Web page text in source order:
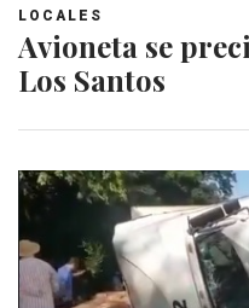
LOCALES
Avioneta se
Los Santos